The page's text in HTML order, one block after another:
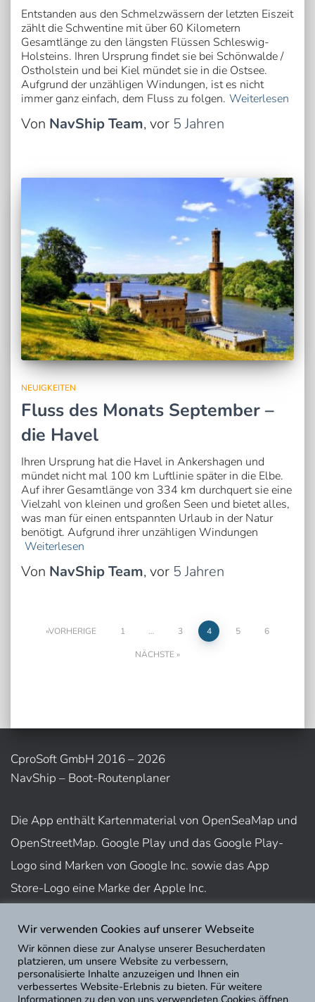
Entstanden aus den Schmelzwässern der letzten Eiszeit
zählt die Schwentine mit über 60 Kilometern
Gesamtlänge zu den längsten Flüssen Schleswig-
Holsteins. Ihren Ursprung findet sie bei Schönwalde /
Ostholstein und bei Kiel mündet sie in die Ostsee.
Aufgrund der unzähligen Windungen, ist es nicht
immer ganz einfach, dem Fluss zu folgen. Weiterlesen
Von NavShip Team, vor 5 Jahren
NEUIGKEITEN
Fluss des Monats September –
die Havel
Ihren Ursprung hat die Havel in Ankershagen und
mündet nicht mal 100 km Luftlinie später in die Elbe.
Auf ihrer Gesamtlänge von 334 km durchquert sie eine
Vielzahl von kleinen und großen Seen und bietet alles,
was man für einen entspannten Urlaub in der Natur
benötigt. Aufgrund ihrer unzähligen Windungen
Weiterlesen
Von NavShip Team, vor 5 Jahren
Seitennummerierung
VORHERIGE 1 … 3 4 5 6
NÄCHSTE
CproSoft GmbH 2016 – 2026
NavShip – Boot-Routenplaner
Die App enthält Kartenmaterial von OpenSeaMap und
OpenStreetMap. Google Play und das Google Play-
Logo sind Marken von Google Inc. sowie das App
Store-Logo eine Marke der Apple Inc.
Nutzungsbedingungen
Impressum
Datenschutz
Wir verwenden Cookies auf unserer Webseite
Wir können diese zur Analyse unserer Besucherdaten
platzieren, um unsere Website zu verbessern,
personalisierte Inhalte anzuzeigen und Ihnen ein
verbessertes Website-Erlebnis zu bieten. Für weitere
Informationen zu den von uns verwendeten Cookies öffnen